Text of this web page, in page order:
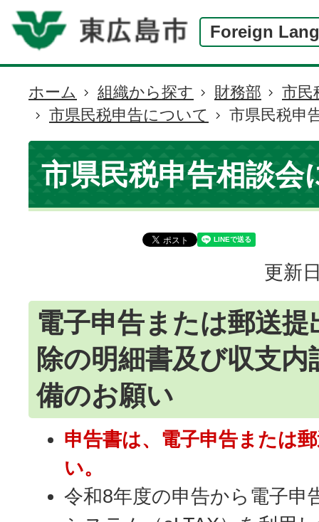
Foreign
現
在
の
位
置
ホーム 組織から探す 財務部
市民
市県民税申告について
市県民税申
市県民税申告相談会
更新
電子申告または郵送提
除の明細書及び収支
備のお願い
申告書は、電子申告または
い。
令和8年度の申告から電子申